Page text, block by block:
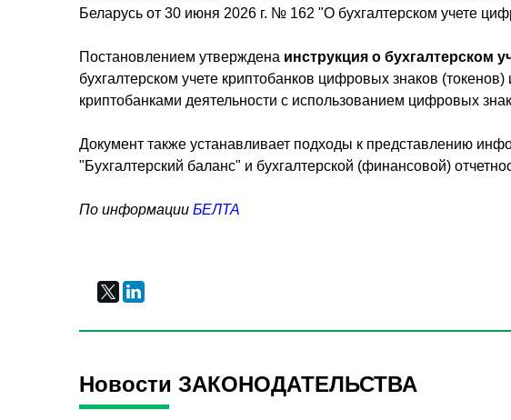
Беларусь от 30 июня 2026 г. № 162 "О бухгалтерском учете
Постановлением утверждена инструкция о бухгалтерском
бухгалтерском учете криптобанков цифровых знаков
криптобанками деятельности с использованием цифровых
Документ также устанавливает подходы к представлению
"Бухгалтерский баланс" и бухгалтерской (финансовой)
По информации БЕЛТА
Новости ЗАКОНОДАТЕЛЬСТВА